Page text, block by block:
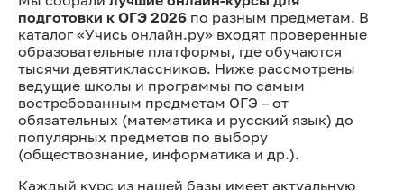
подготовки к ОГЭ 2026 по разным предметам. В
каталог «Учись онлайн.ру» входят проверенные
образовательные платформы, где обучаются
тысячи девятиклассников. Ниже рассмотрены
ведущие школы и программы по самым
востребованным предметам ОГЭ – от
обязательных (математика и русский язык) до
популярных предметов по выбору
(обществознание, информатика и др.).
Каждый курс из нашей базы имеет актуальную